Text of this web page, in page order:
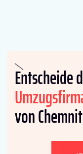
Entscheide
von